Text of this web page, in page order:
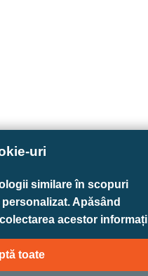
uri
similare în scopuri
Apăsând
acestor
toate